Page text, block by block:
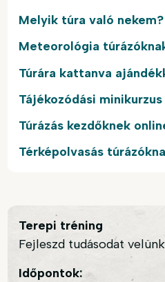
Melyik túra való
Meteorológia
Túrára kattanva
Tájékozódási
Túrázás kezdőknek
Térképolvasás
Terepi tréning
Fejleszd tudásodat
Időpontok: